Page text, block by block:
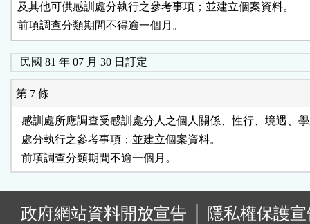
及其他可供感訓處分執行之參考事項；並建立個案資料。
前項調查分類期間不得逾一個月。
民國 81 年 07 月 30 日訂定
第 7 條
感訓處所應調查受感訓處分人之個人關係、性行、境遇、
  處分執行之參考事項；並建立個案資料。
政府網站資料開放宣告
隱私權保護